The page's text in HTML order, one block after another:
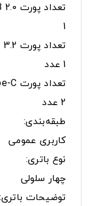
تعداد پورت USB 2.0:
1
تعداد پورت USB 3.2:
1 عدد
تعداد پورت USB Type-C:
2 عدد
طبقه‌بندی:
کاربری عمومی
نوع باتری:
چهار سلولی
توضیحات باتری: